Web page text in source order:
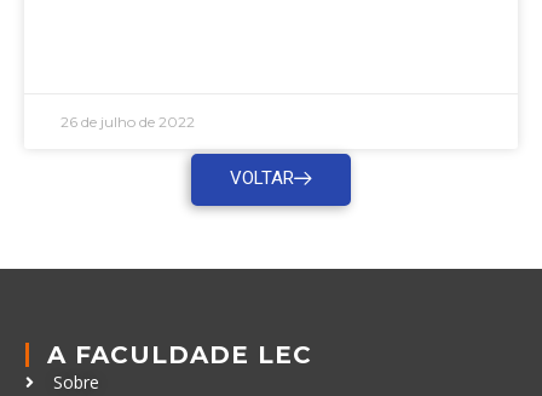
26 de julho de 2022
VOLTAR
A FACULDADE LEC
Sobre